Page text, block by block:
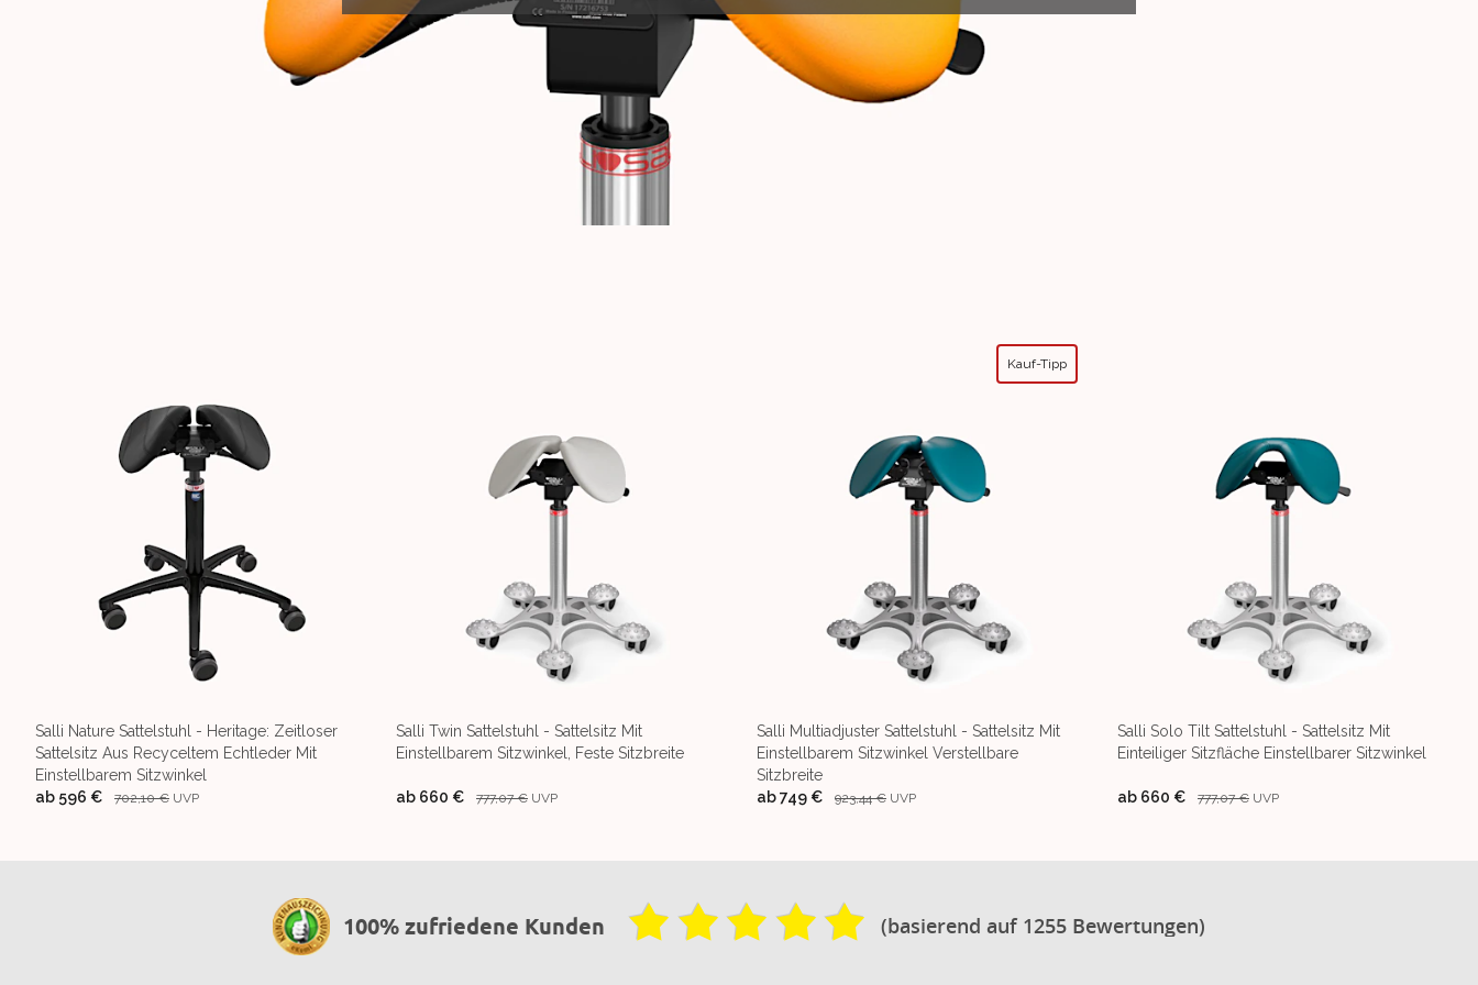
Salli Nature Sattelstuhl - Heritage: Zeitloser
Sattelsitz Aus Recyceltem Echtleder Mit
Einstellbarem Sitzwinkel
ab 596 € 702,10 € UVP
Salli Twin Sattelstuhl - Sattelsitz Mit
Einstellbarem Sitzwinkel, Feste Sitzbreite
ab 660 € 777,07 € UVP
Kauf-Tipp
Salli Multiadjuster Sattelstuhl - Sattelsitz Mit
Einstellbarem Sitzwinkel Verstellbare
Sitzbreite
ab749 € 923,44 € UVP
Salli Solo Tilt Sattelstuhl - Sattelsitz Mit
Einteiliger Sitzfläche Einstellbarer Sitzwinkel
ab 660 € 777,07 € UVP
100% zufriedene Kunden (basierend auf 1255 Bewertungen)